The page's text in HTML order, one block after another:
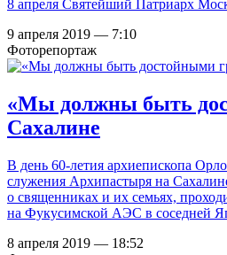
8 апреля Святейший Патриарх
9 апреля 2019 — 7:10
Фоторепортаж
«Мы должны быть
Сахалине
В день 60-летия архиепископа
служения Архипастыря на
о священниках и их семьях,
на Фукусимской АЭС в соседней
8 апреля 2019 — 18:52